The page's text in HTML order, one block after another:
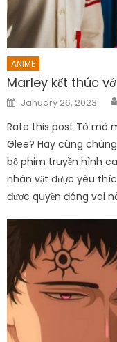
ANIME
Marley kết thúc
Posted
on
January 26, 2023
Rate this post Tò mò
Glee? Hãy cùng
bộ phim truyền hình
nhân vật được yêu
được quyền đóng vai